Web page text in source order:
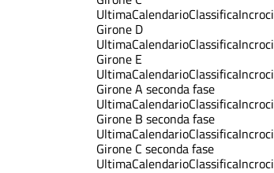
UltimaCalendarioClassificaIncroci
Girone D
UltimaCalendarioClassificaIncroci
Girone E
UltimaCalendarioClassificaIncroci
Girone A seconda fase
UltimaCalendarioClassificaIncroci
Girone B seconda fase
UltimaCalendarioClassificaIncroci
Girone C seconda fase
UltimaCalendarioClassificaIncroci